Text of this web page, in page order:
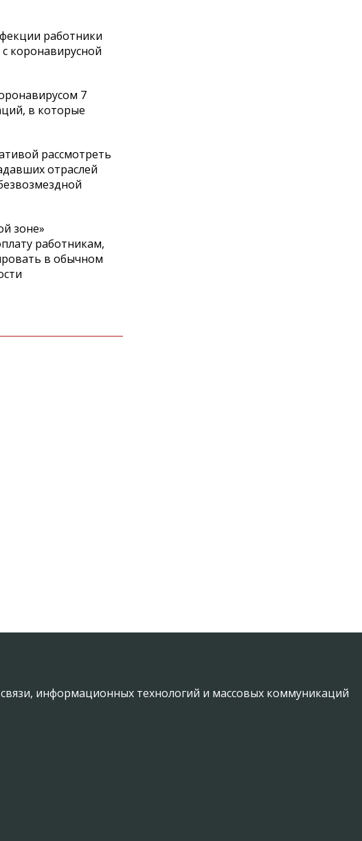
работники
коронавирусной
7
в которые
рассмотреть
отраслей
зоне»
работникам,
в обычном
информационных технологий и массовых коммуникаций